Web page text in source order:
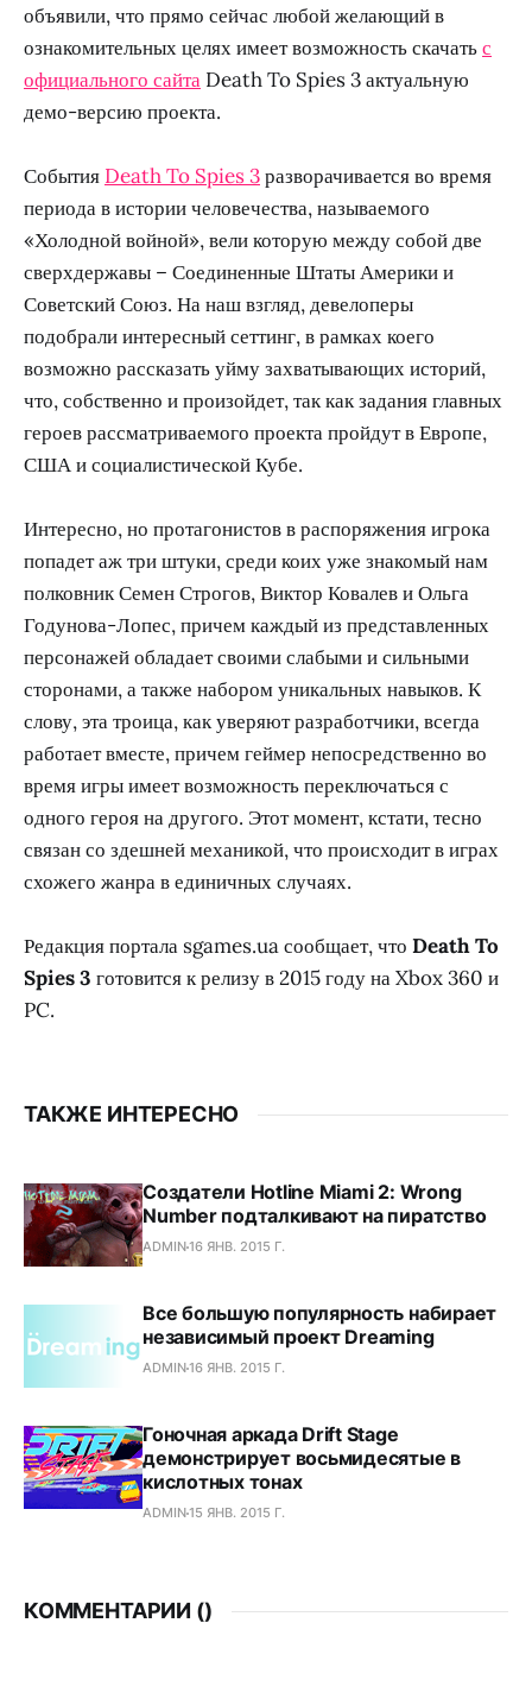
объявили, что прямо сейчас любой желающий в
ознакомительных целях имеет возможность скачатьс
официального сайта Death To Spies 3 актуальную
демо-версию проекта.
События Death To Spies 3разворачивается во время
периода в истории человечества, называемого
«Холодной войной», вели которую между собой две
сверхдержавы – Соединенные Штаты Америки и
Советский Союз. На наш взгляд, девелоперы
подобрали интересный сеттинг, в рамках коего
возможно рассказать уйму захватывающих историй,
что, собственно и произойдет, так как задания главных
героев рассматриваемого проекта пройдут в Европе,
США и социалистической Кубе.
Интересно, но протагонистов в распоряжения игрока
попадет аж три штуки, среди коих уже знакомый нам
полковник Семен Строгов, Виктор Ковалев и Ольга
Годунова-Лопес, причем каждый из представленных
персонажей обладает своими слабыми и сильными
сторонами, а также набором уникальных навыков. К
слову, эта троица, как уверяют разработчики, всегда
работает вместе, причем геймер непосредственно во
время игры имеет возможность переключаться с
одного героя на другого. Этот момент, кстати, тесно
связан со здешней механикой, что происходит в играх
схожего жанра в единичных случаях.
Редакция портала sgames.ua сообщает, что Death To
Spies 3 готовится к релизу в 2015 году на Xbox 360 и
PC.
ТАКЖЕ ИНТЕРЕСНО
Создатели Hotline Miami 2: Wrong
Number подталкивают на пиратство
ADMIN16 ЯНВ. 2015 Г.
Все большую популярность набирает
независимый проект Dreaming
ADMIN16 ЯНВ. 2015 Г.
Гоночная аркада Drift Stage
демонстрирует восьмидесятые в
кислотных тонах
ADMIN15 ЯНВ. 2015 Г.
КОММЕНТАРИИ ()